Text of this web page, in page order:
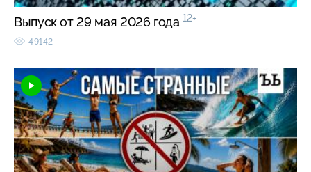
Выпуск от 29 мая 2026 года 12+
49142